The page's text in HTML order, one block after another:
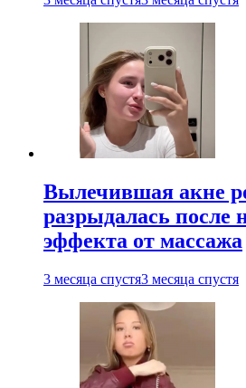
Вылечившая акне
разрыдалась после
эффекта от массажа
3 месяца спустя3 месяца спустя